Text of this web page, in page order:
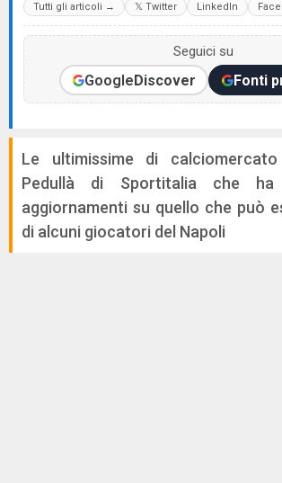
Tutti gli articoli → 𝕏 Twitter LinkedIn
Seguici su
GoogleDiscover Fonti
Le ultimissime di
Pedullà di Sportitalia che
aggiornamenti su quello che può
di alcuni giocatori del Napoli